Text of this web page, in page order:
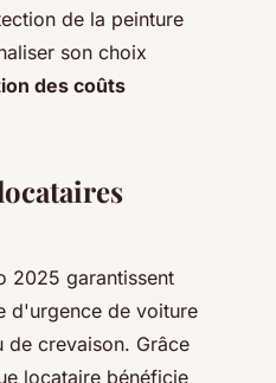
de la peinture
son choix
des coûts
2025 garantissent
d'urgence de voiture
de crevaison. Grâce
locataire bénéficie